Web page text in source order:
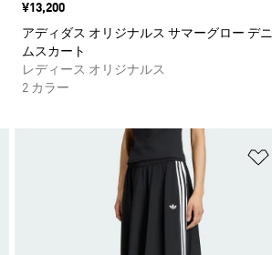
価格
¥13,200
アディダス オリジナルス サマーグロー デニ
ムスカート
レディース オリジナルス
2 カラー
ほしいものリストに追加